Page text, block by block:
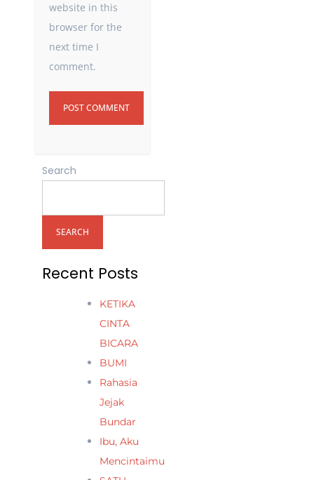
website in this
browser for the
next time I
comment.
Search
SEARCH
Recent Posts
KETIKA
CINTA
BICARA
BUMI
Rahasia
Jejak
Bundar
Ibu, Aku
Mencintaimu